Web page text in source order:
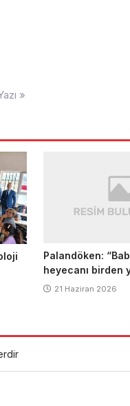
»
Palandöken:
heyecanı birden
21 Haziran 2026